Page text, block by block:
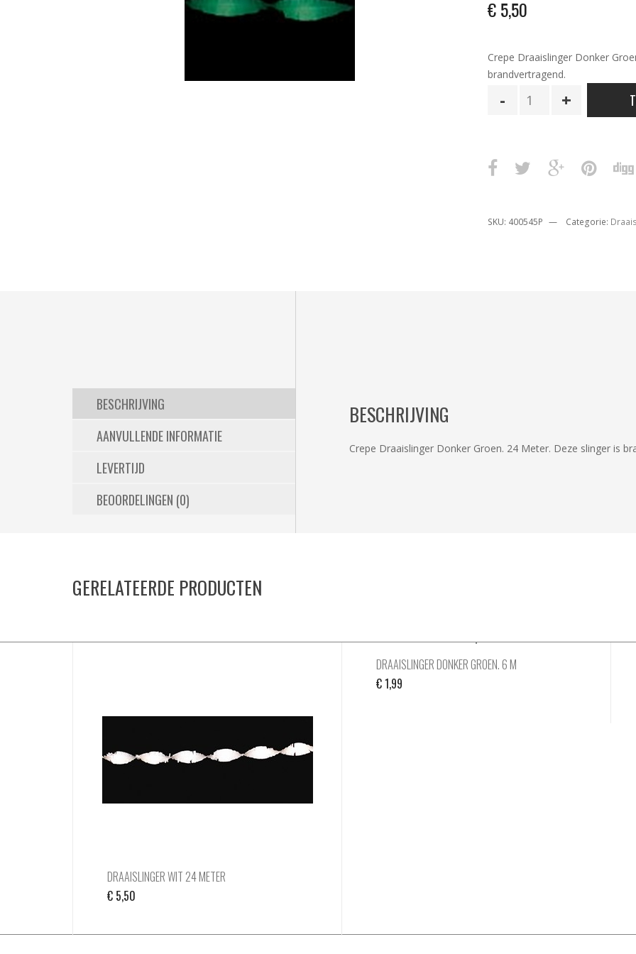
€5,50
Crepe Draaislinger Donker
brandvertragend.
Draaislinger
m
aantal
SKU: 400545P Categorie:
BESCHRIJVING
AANVULLENDE INFORMATIE
LEVERTIJD
BEOORDELINGEN (0)
BESCHRIJVING
Crepe Draaislinger Donker Groen. 24 Meter. Deze slinger is
GERELATEERDE PRODUCTEN
DRAAISLINGER WIT 24 METER
€ 5,50
DRAAISLINGER DONKER GROEN. 6 M
€1,99